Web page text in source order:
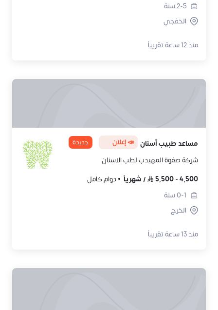
2-5سنة
الخفجي
منذ 12 ساعة تقريباً
مساعد طبيب أسنان 📣 إعلان جديدة
شركة صفوة المهيدب لطب الاسنان
4,500
-
5,500
/ شهرياً
دوام كامل
0-1سنة
الخرج
منذ 13 ساعة تقريباً